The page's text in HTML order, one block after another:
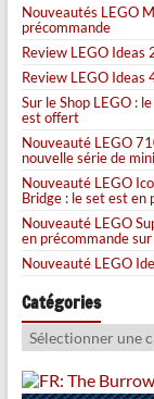
Nouveautés LEGO
précommande
Review LEGO Ideas
Review LEGO Ideas
Sur le Shop LEGO :
est offert
Nouveauté LEGO
nouvelle série de
Nouveauté LEGO
Bridge : le set est en
Nouveauté LEGO
en précommande sur
Nouveauté LEGO
Catégories
Catégories